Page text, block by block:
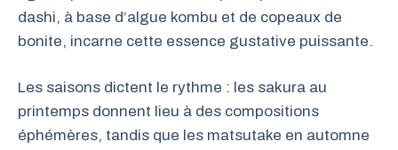
dashi, à base d’algue kombu et de copeaux de
bonite, incarne cette essence gustative puissante.
Les saisons dictent le rythme : les sakura au
printemps donnent lieu à des compositions
éphémères, tandis que les matsutake en automne